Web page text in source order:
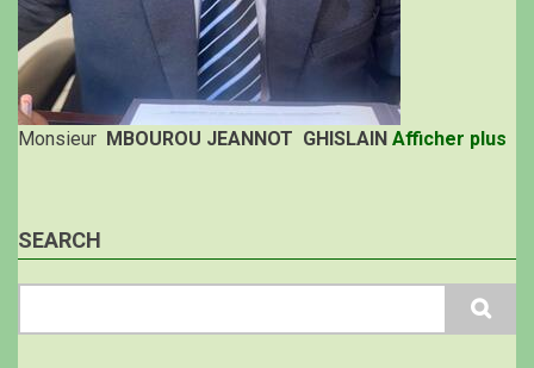
Monsieur MBOUROU JEANNOT GHISLAIN Afficher plus
SEARCH